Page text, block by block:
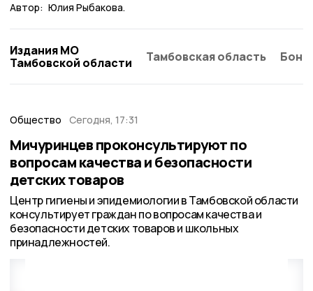
Автор: Юлия Рыбакова.
Издания МО
Тамбовской области
Тамбовская область
Общество Сегодня, 17:31
Мичуринцев проконсультируют по
вопросам качества и безопасности
детских товаров
Центр гигиены и эпидемиологии в Тамбовской области
консультирует граждан по вопросам качества и
безопасности детских товаров и школьных
принадлежностей.